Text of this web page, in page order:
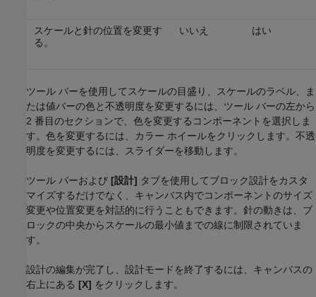
スケールと針の位置を変更す
る。
いいえ はい
ツール バーを使用してスケールの目盛り、スケールのラベル、ま
たは値バーの色と不透明度を変更するには、ツール バーの左から
2 番目のセクションで、色を変更するコンポーネントを選択しま
す。色を変更するには、カラー ホイールをクリックします。不透
明度を変更するには、スライダーを移動します。
ツール バーおよび [設計] タブを使用してブロック設計をカスタ
マイズするだけでなく、キャンバス内でコンポーネントのサイズ
変更や位置変更を対話的に行うこともできます。針の動きは、ブ
ロックの中央からスケールの最小値までの線に制限されていま
す。
設計の編集が完了し、設計モードを終了するには、キャンバスの
右上にある [X] をクリックします。